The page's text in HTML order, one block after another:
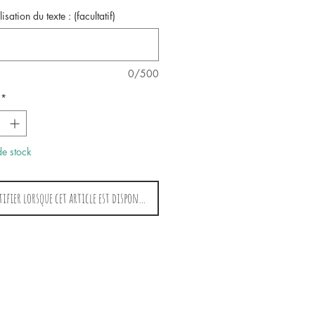
du texte : (facultatif)
0/500
*
stock
lorsque cet article est disponible